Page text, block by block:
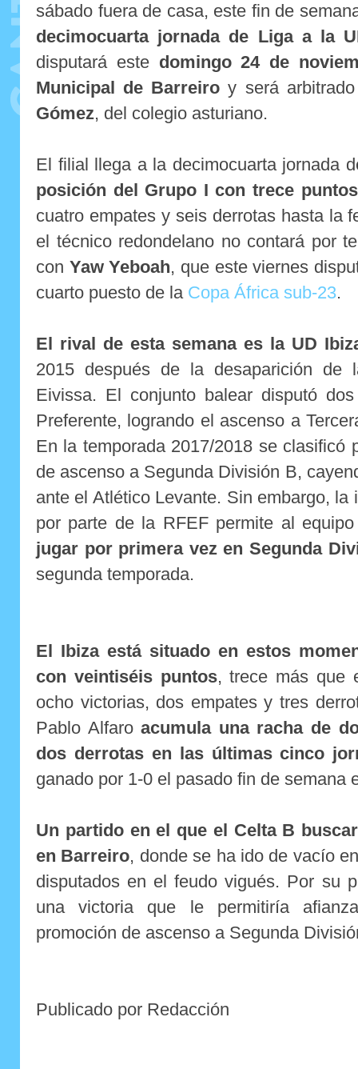
sábado fuera de casa, este fin de
decimocuarta jornada de Liga a la
disputará este domingo 24 de
Municipal de Barreiro y será
Gómez, del colegio asturiano.
El filial llega a la decimocuarta jornada
posición del Grupo I con trece puntos
cuatro empates y seis derrotas hasta la
el técnico redondelano no contará por
con Yaw Yeboah, que este viernes
cuarto puesto de la Copa África sub-23.
El rival de esta semana es la UD
2015 después de la desaparición de
Eivissa. El conjunto balear disputó
Preferente, logrando el ascenso a
En la temporada 2017/2018 se clasificó
de ascenso a Segunda División B,
ante el Atlético Levante. Sin embargo, la
por parte de la RFEF permite al equipo
jugar por primera vez en Segunda
segunda temporada.
El Ibiza está situado en estos
con veintiséis puntos, trece más que
ocho victorias, dos empates y tres
Pablo Alfaroacumula una racha de
dos derrotas en las últimas cinco
ganado por 1-0 el pasado fin de semana
Un partido en el que el Celta B
en Barreiro, donde se ha ido de vacío
disputados en el feudo vigués. Por su
una victoria que le permitiría
promoción de ascenso a Segunda
Publicado por Redacción